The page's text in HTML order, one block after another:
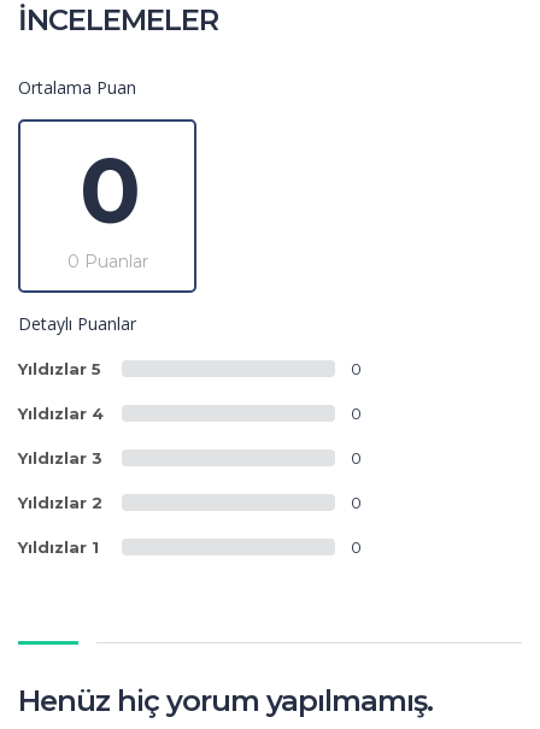
İNCELEMELER
Ortalama Puan
0
0 Puanlar
Detaylı Puanlar
Yıldızlar 5 0
Yıldızlar 4 0
Yıldızlar 3 0
Yıldızlar 2 0
Yıldızlar 1 0
Henüz hiç yorum yapılmamış.